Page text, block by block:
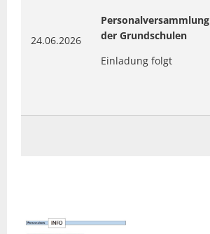
24.06.2026
Personalversammlung
der Grundschulen
Einladung folgt